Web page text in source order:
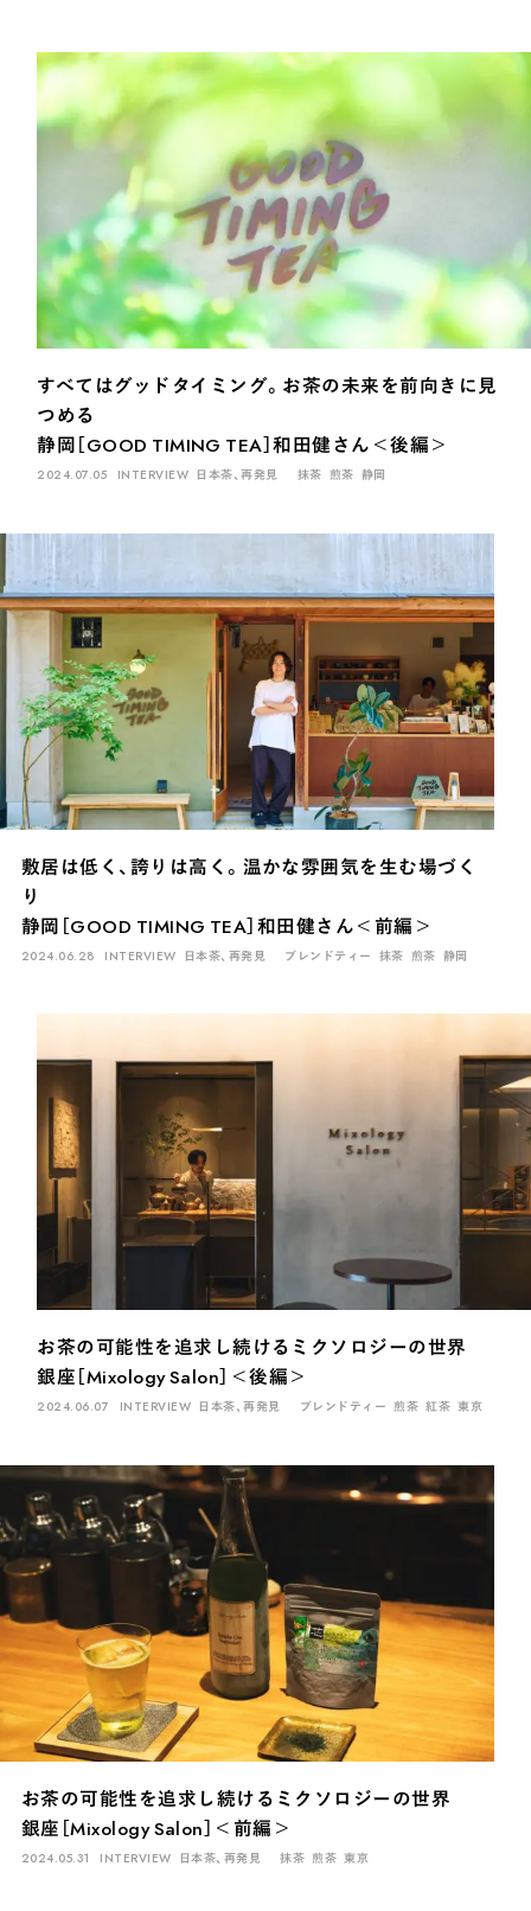
すべてはグッドタイミング。お茶の未来を前向きに見
つめる
静岡［GOOD TIMING TEA］和田健さん＜後編＞
2024.07.05 INTERVIEW 日本茶、再発見 抹茶 煎茶 静岡
敷居は低く、誇りは高く。温かな雰囲気を生む場づく
り
静岡［GOOD TIMING TEA］和田健さん＜前編＞
2024.06.28 INTERVIEW 日本茶、再発見 ブレンドティー 抹茶 煎茶 静岡
お茶の可能性を追求し続けるミクソロジーの世界
銀座［Mixology Salon］＜後編＞
2024.06.07 INTERVIEW 日本茶、再発見 ブレンドティー 煎茶 紅茶 東京
お茶の可能性を追求し続けるミクソロジーの世界
銀座［Mixology Salon］＜前編＞
2024.05.31 INTERVIEW 日本茶、再発見 抹茶 煎茶 東京